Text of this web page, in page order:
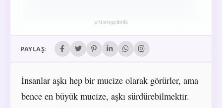
PAYLAŞ:
İnsanlar aşkı hep bir mucize olarak görürler, ama
bence en büyük mucize, aşkı sürdürebilmektir.